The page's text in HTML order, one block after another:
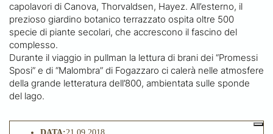
capolavori di Canova, Thorvaldsen, Hayez. All’esterno, il
prezioso giardino botanico terrazzato ospita oltre 500
specie di piante secolari, che accrescono il fascino del
complesso.
Durante il viaggio in pullman la lettura di brani dei “Promessi
Sposi” e di “Malombra” di Fogazzaro ci calerà nelle atmosfere
della grande letteratura dell’800, ambientata sulle sponde
del lago.
DATA:21.09.2018